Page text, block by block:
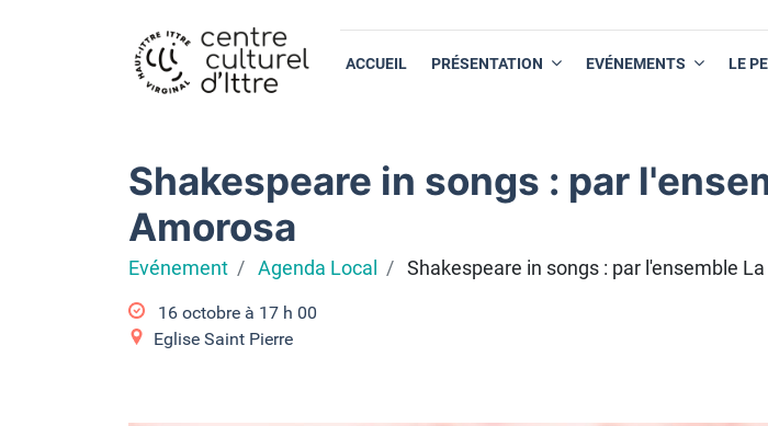
ACCUEIL PRÉSENTATION EVÉNEMENTS LE
Shakespeare in songs : par
Amorosa
Evénement Agenda Local Shakespeare in songs : par l'ensemble
16 octobre à 17 h 00
Eglise Saint Pierre